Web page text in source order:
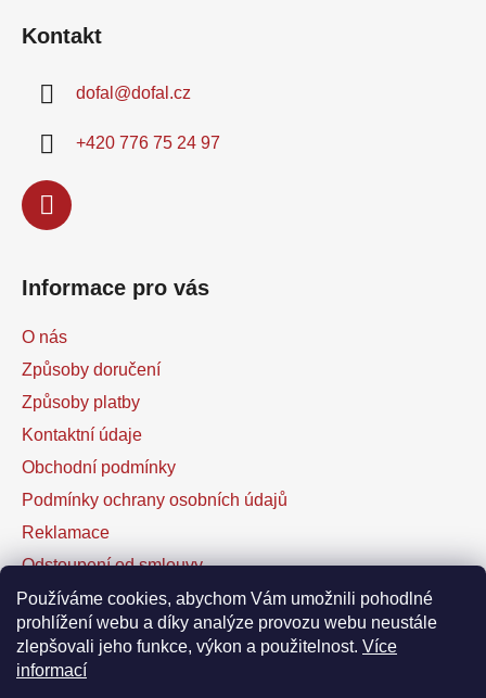
Používáme cookies, abychom Vám umožnili pohodlné
prohlížení webu a díky analýze provozu webu neustále
zlepšovali jeho funkce, výkon a použitelnost. Více
informací
Kontakt
dofal @dofal.cz
+420 776 75 24 97
Informace pro vás
O nás
Způsoby doručení
Způsoby platby
Kontaktní údaje
Obchodní podmínky
Podmínky ochrany osobních údajů
Reklamace
Odstoupení od smlouvy
Kontaktní formulář
Facebook